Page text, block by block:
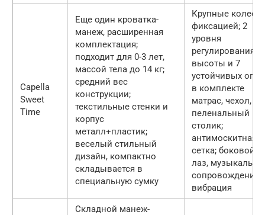
Capella
Sweet
Time
Еще один кроватка-
манеж, расширенная
комплектация;
подходит для 0-3 лет,
массой тела до 14 кг;
средний вес
конструкции;
текстильные стенки и
корпус
металл+пластик;
веселый стильный
дизайн, компактно
складывается в
специальную сумку
Крупные колеса
фиксацией; 2
уровня
регулирования
высоты и 7
устойчивых
в комплекте
матрас, чехол,
пеленальный
столик;
антимоскитная
сетка; боковой
лаз,
сопровождение
вибрация
Складной манеж-